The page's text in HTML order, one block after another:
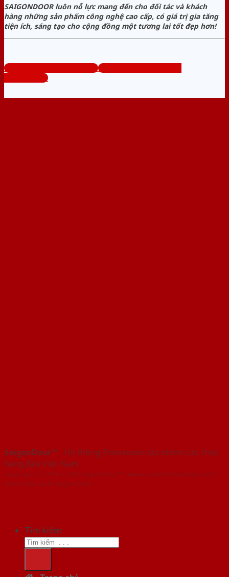
SAIGONDOOR luôn nỗ lực mang đến cho đối tác và khách
hàng những sản phẩm công nghệ cao cấp, có giá trị gia tăng
tiện ích, sáng tạo cho cộng đồng một tương lai tốt đẹp hơn!
www.cuanhomcuathep.com
Tổng đài tư vấn miễn phí:
0824.400.400
SaigonDoor™ - Hệ thống Showroom cửa nhôm cửa thép
hàng đầu Việt Nam
Copyright ⓒ 2016 – 2026 SaigonDoor™ - www.cuanhomcuathep.com |
Đơn vị chủ quản SaigonDoor
Tìm kiếm: